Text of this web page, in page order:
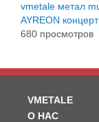
vmetale метал
AYREON
680 просмотров
VMETALE
О НАС